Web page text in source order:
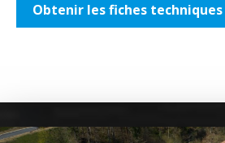
Obtenir les fiches techniques